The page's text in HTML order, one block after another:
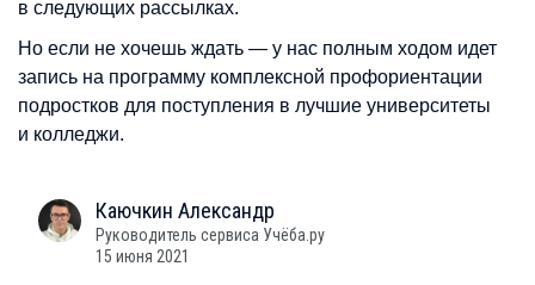
в следующих рассылках.
Но если не хочешь ждать — у нас полным ходом идет
запись на программу комплексной профориентации
подростков для поступления в лучшие университеты
и колледжи.
Каючкин Александр
Руководитель сервиса Учёба.ру
15 июня 2021